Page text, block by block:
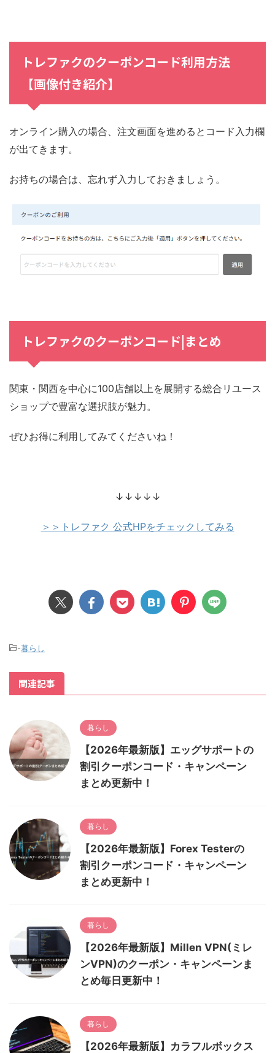
トレファクのクーポンコード利用方法
【画像付き紹介】
オンライン購入の場合、注文画面を進めるとコード入力欄
が出てきます。
お持ちの場合は、忘れず入力しておきましょう。
トレファクのクーポンコード|まとめ
関東・関西を中心に100店舗以上を展開する総合リユース
ショップで豊富な選択肢が魅力。
ぜひお得に利用してみてくださいね！
↓↓↓↓↓
＞＞トレファク 公式HPをチェックしてみる
-暮らし
関連記事
暮らし
【2026年最新版】エッグサポートの
割引クーポンコード・キャンペーン
まとめ更新中！
暮らし
【2026年最新版】Forex Testerの
割引クーポンコード・キャンペーン
まとめ更新中！
暮らし
【2026年最新版】Millen VPN(ミレ
ンVPN)のクーポン・キャンペーンま
とめ毎日更新中！
暮らし
【2026年最新版】カラフルボックス